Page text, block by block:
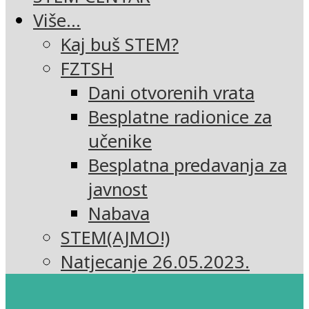
Više…
Kaj buš STEM?
FZTSH
Dani otvorenih vrata
Besplatne radionice za
učenike
Besplatna predavanja za
javnost
Nabava
STEM(AJMO!)
Natjecanje 26.05.2023.